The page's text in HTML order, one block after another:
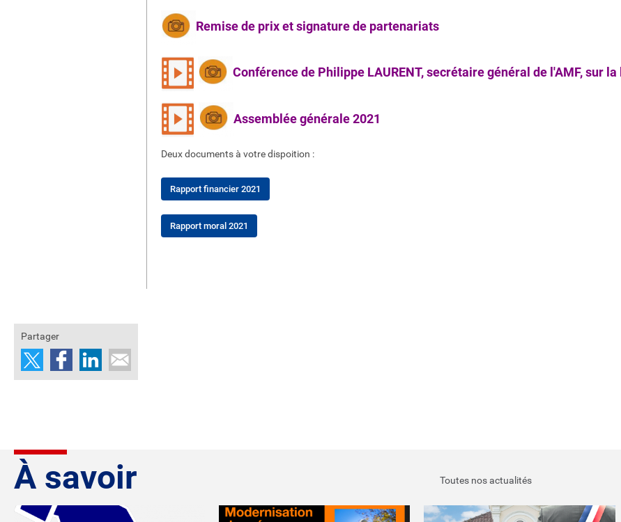
Remise de prix et signature de partenariats
Conférence de Philippe LAURENT, secrétaire général de l'AMF, sur
Assemblée générale 2021
Deux documents à votre dispoition :
Rapport financier 2021
Rapport moral 2021
Partager
À savoir Toutes nos actualités